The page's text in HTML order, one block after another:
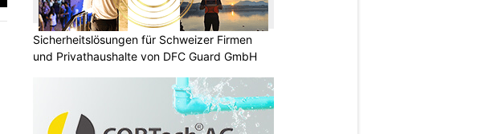
Sicherheitslösungen für Schweizer Firmen
und Privathaushalte von DFC Guard GmbH